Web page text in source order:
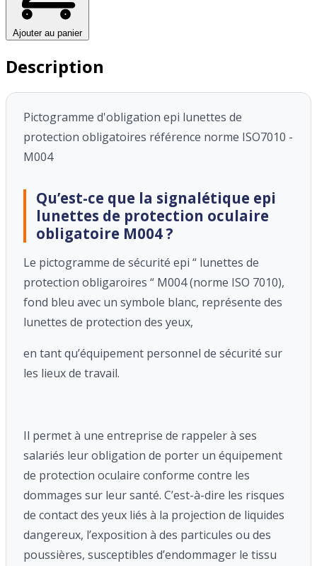
Ajouter au panier
Description
Pictogramme d'obligation epi lunettes de
protection obligatoires référence norme ISO7010 -
M004
Qu’est-ce que la signalétique epi
lunettes de protection oculaire
obligatoire M004 ?
Le pictogramme de sécurité epi “ lunettes de
protection obligaroires “ M004(norme ISO 7010),
fond bleu avec un symbole blanc, représente des
lunettes de protection des yeux,
en tant qu’équipement personnel de sécurité sur
les lieux de travail.
Il permet à une entreprise de rappeler à ses
salariés leur obligation de porter un équipement
de protection oculaire conforme contre les
dommages sur leur santé. C’est-à-dire les risques
de contact des yeux liés à la projection de liquides
dangereux, l’exposition à des particules ou des
poussières, susceptibles d’endommager le tissu